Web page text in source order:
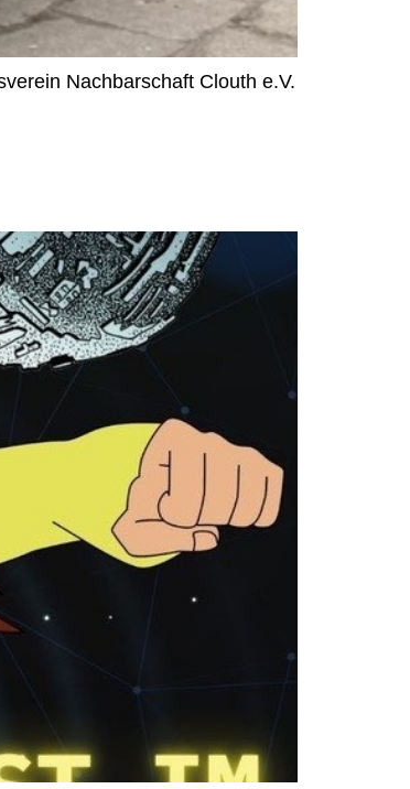
Nachbarschaft Clouth e.V.